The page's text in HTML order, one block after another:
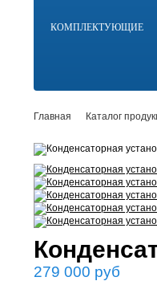
КОМПЛЕКТУЮЩИЕ
Главная Каталог
279 000 руб